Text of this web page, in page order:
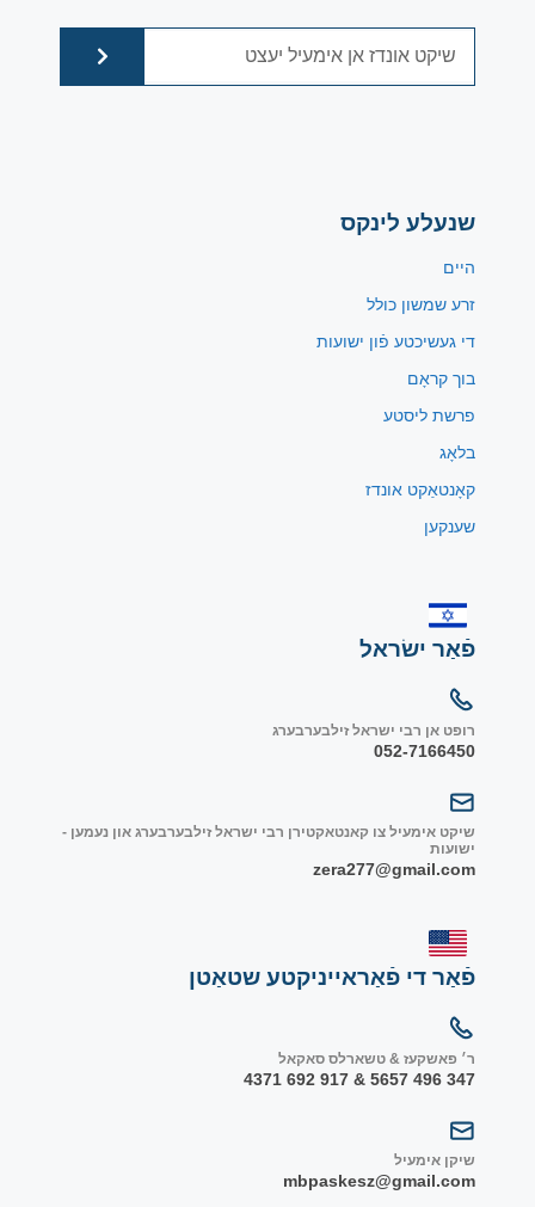
שנעלע לינקס
היים
זרע שמשון כולל
די געשיכטע פֿון ישועות
בוך קראָם
פרשת ליסטע
בלאָג
קאָנטאַקט אונדז
שענקען
פֿאַר ישׂראל
רופט אן רבי ישראל זילבערבערג
052-7166450
שיקט אימעיל צו קאנטאקטירן רבי ישראל זילבערבערג און נעמען -
ישועות
zera277@gmail.com
פֿאַר די פֿאַראייניקטע שטאַטן
ר׳ פאשקעז & טשארלס סאקאל
347 496 5657 & 917 692 4371
שיקן אימעיל
mbpaskesz@gmail.com